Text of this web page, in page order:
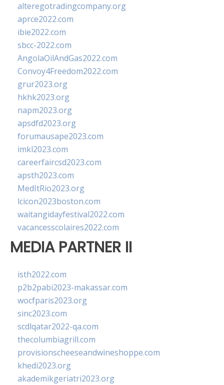
alteregotradingcompany.org
aprce2022.com
ibie2022.com
sbcc-2022.com
AngolaOilAndGas2022.com
Convoy4Freedom2022.com
grur2023.org
hkhk2023.org
napm2023.org
apsdfd2023.org
forumausape2023.com
imkl2023.com
careerfaircsd2023.com
apsth2023.com
MedItRio2023.org
lcicon2023boston.com
waitangidayfestival2022.com
vacancesscolaires2022.com
MEDIA PARTNER II
isth2022.com
p2b2pabi2023-makassar.com
wocfparis2023.org
sinc2023.com
scdlqatar2022-qa.com
thecolumbiagrill.com
provisionscheeseandwineshoppe.com
khedi2023.org
akademikgeriatri2023.org